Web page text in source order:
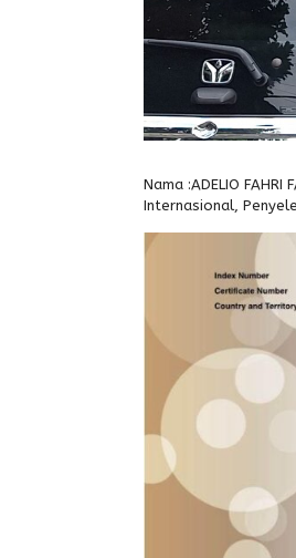
Nama :ADELIO
Internasional,